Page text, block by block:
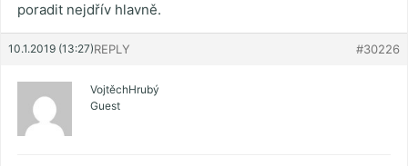
poradit nejdřív hlavně.
10.1.2019 (13:27) #30226
REPLY
VojtěchHrubý
Guest